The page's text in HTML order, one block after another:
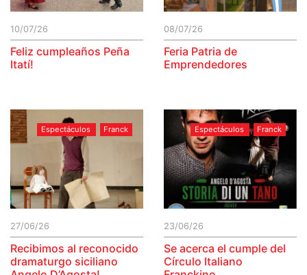
10/07/26
Feliz cumpleaños Peña
Itatí!
08/07/26
Feria Patria de
Emprendedores
Espectáculos Franck
27/06/26
Recibimos al reconocido
dramaturgo siciliano
Espectáculos Franck
23/06/26
Se acerca el cumple del
Círculo Italiano